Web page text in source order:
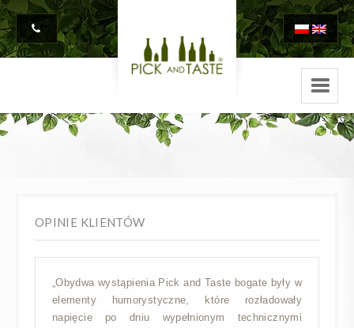
OPINIE KLIENTÓW
„Obydwa wystąpienia Pick and Taste bogate były w
elementy humorystyczne, które rozładowały
napięcie po dniu wypełnionym technicznymi